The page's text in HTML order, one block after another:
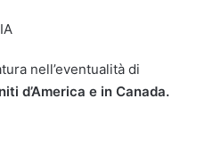
nell’eventualità di
d’America e in Canada.